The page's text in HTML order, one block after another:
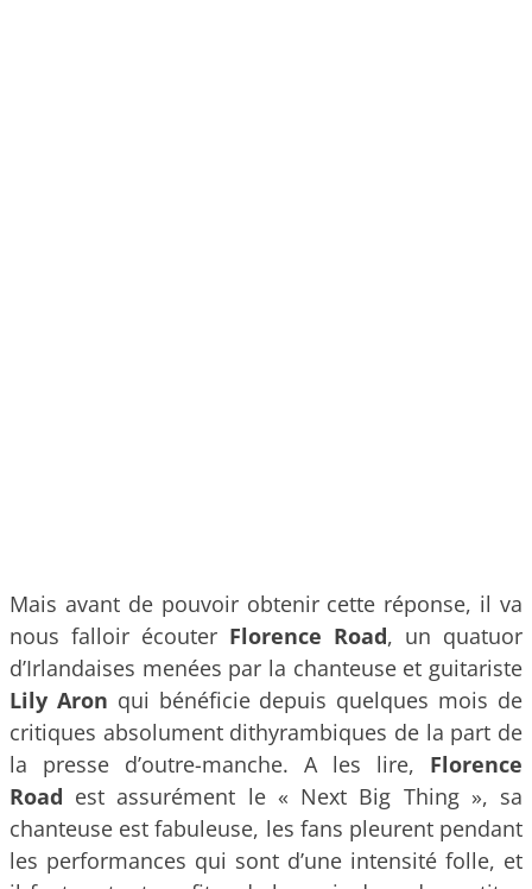
Mais avant de pouvoir obtenir cette réponse, il va
nous falloir écouter Florence Road, un quatuor
d’Irlandaises menées par la chanteuse et guitariste
Lily Aron qui bénéficie depuis quelques mois de
critiques absolument dithyrambiques de la part de
la presse d’outre-manche. A les lire, Florence
Road est assurément le « Next Big Thing », sa
chanteuse est fabuleuse, les fans pleurent pendant
les performances qui sont d’une intensité folle, et